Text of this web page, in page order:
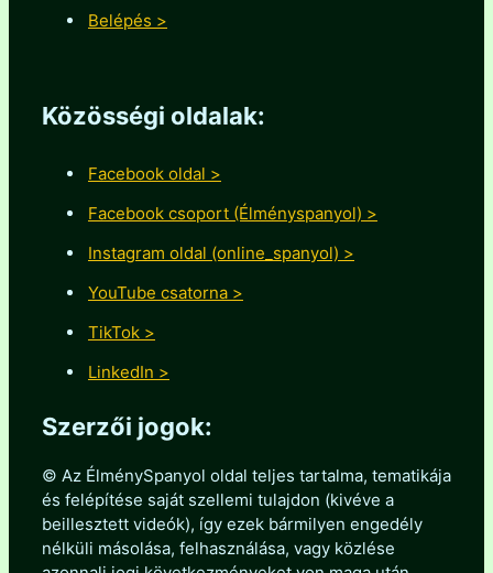
Belépés >
Közösségi oldalak:
Facebook oldal >
Facebook csoport (Élményspanyol) >
Instagram oldal (online_spanyol) >
YouTube csatorna >
TikTok >
LinkedIn >
Szerzői jogok:
© Az ÉlménySpanyol oldal teljes tartalma, tematikája
és felépítése saját szellemi tulajdon (kivéve a
beillesztett videók), így ezek bármilyen engedély
nélküli másolása, felhasználása, vagy közlése